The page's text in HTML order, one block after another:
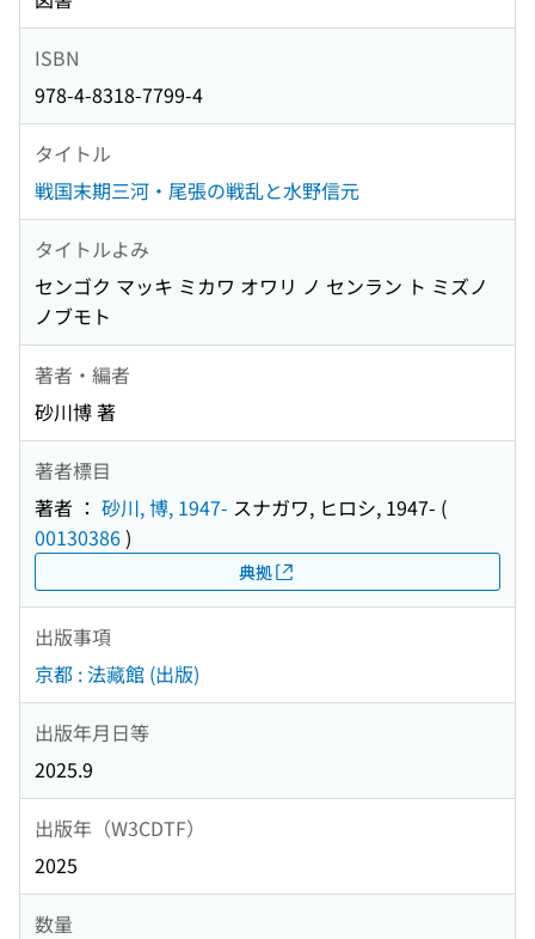
ISBN
978-4-8318-7799-4
タイトル
戦国末期三河・尾張の戦乱と水野信元
タイトルよみ
センゴク マッキ ミカワ オワリ ノ センラン ト ミズノ
ノブモト
著者・編者
砂川博 著
著者標目
著者 ： 砂川, 博, 1947- スナガワ, ヒロシ, 1947- (
00130386)
典拠
出版事項
京都 : 法藏館 (出版)
出版年月日等
2025.9
出版年（W3CDTF）
2025
数量